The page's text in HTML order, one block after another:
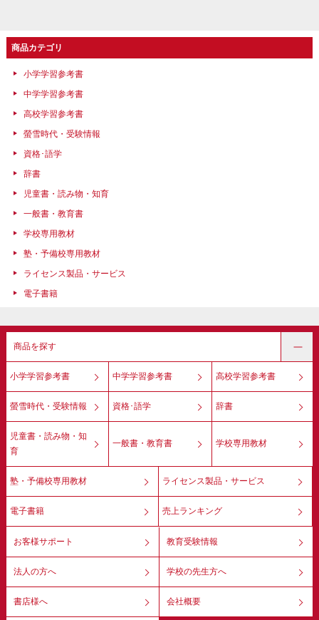
商品カテゴリ
小学学習参考書
中学学習参考書
高校学習参考書
螢雪時代・受験情報
資格･語学
辞書
児童書・読み物・知育
一般書・教育書
学校専用教材
塾・予備校専用教材
ライセンス製品・サービス
電子書籍
商品を探す
小学学習参考書 中学学習参考書 高校学習参考書
螢雪時代・受験情報 資格･語学 辞書
児童書・読み物・知
育
一般書・教育書 学校専用教材
塾・予備校専用教材 ライセンス製品・サービス
電子書籍 売上ランキング
お客様サポート 教育受験情報
法人の方へ 学校の先生方へ
書店様へ 会社概要